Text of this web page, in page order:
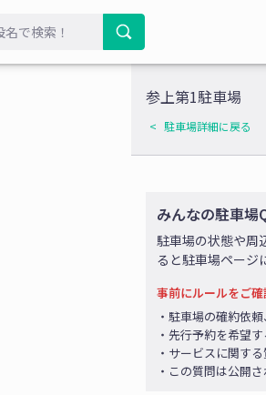
参上第1駐車場
駐車場詳細に戻る
みんなの駐車場
駐車場の状態や周
ると駐車場ページ
事前にルールをご確
・駐車場の確約依
・先行予約を希望
・サービスに関する
・この質問は公開